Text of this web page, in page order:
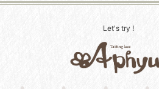
Let's try !